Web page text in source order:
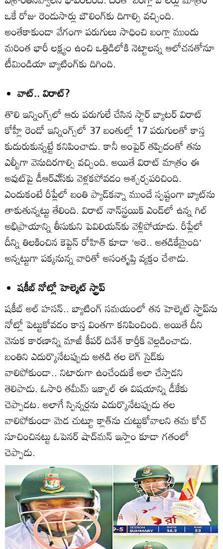
ఒకే రోజు రెండుసార్లు బౌలింగ్‌కు దిగాల్సి వచ్చింది.
అంతేకాకుండా వేగంగా పరుగులు సాధించి బంగ్లా ముందు
మరింత భారీ లక్ష్యం ఉంచి ఒత్తిడిలోకి నెట్టాలన్న ఆలోచనతోనూ
టీమిండియా బ్యాటింగ్‌కు దిగింది.
వాట్‌.. విరాట్‌?
తొలి ఇన్నింగ్స్‌లో ఆరు పరుగులే చేసిన స్టార్‌ బ్యాటర్‌ విరాట్‌
కోహ్లీ రెండో ఇన్నింగ్స్‌లో 37 బంతుల్లో 17 పరుగులతో కాస్త
కుదురుకున్నట్టే కనిపించాడు. కానీ అంపైర్‌ తప్పిదంతో తను
ఎల్బీగా వెనుదిరగాల్సి వచ్చింది. అయితే విరాట్‌ మాత్రం ఈ
అవుట్‌పై డీఆర్‌ఎ్‌సకు వెళ్లకపోవడం ఆశ్చర్చపరిచింది.
ఎందుకంటే రీప్లేలో బంతి ప్యాడ్‌కన్నా ముందే స్పష్టంగా బ్యాట్‌ను
తాకుతున్నట్టు తేలింది. విరాట్‌ నాన్‌స్ట్రయిక్‌ ఎండ్‌లో ఉన్న గిల్‌
అభిప్రాయాన్ని తీసుకుని పెవిలియన్‌కు వెళ్లిపోయాడు. రీప్లేలో
దీన్ని తిలకించిన కెప్టెన్‌ రోహిత్‌ కూడా ‘అరె.. అతడికేమైంది’
అన్నట్టుగా పక్కనున్న వారితో అసంతృప్తి వ్యక్తం చేశాడు.
షకీబ్‌ నోట్లో హెల్మెట్‌ స్ట్రాప్‌
షకీబ్‌ అల్‌ హసన్‌.. బ్యాటింగ్‌ సమయంలో తన హెల్మెట్‌ స్ట్రాప్‌ను
నోట్లో పెట్టుకోవడం కాస్త వింతగా కనిపించింది. అయితే దీని
వెనుక కారణాన్ని మాజీ కీపర్‌ దినేశ్‌ కార్తీక్‌ వెల్లడించాడు.
బంతిని ఎదుర్కొనేటప్పుడు అతడి తల లెగ్‌ సైడ్‌కు
వాలిపోకుండా.. నిటారుగా ఉంచేందుకే అలా చేస్తాడని
తెలిపాడు. ఓసారి తమీమ్‌ ఇక్బాల్‌ ఈ విషయాన్ని డీకేకు
చెప్పాడట. అలాగే స్పిన్నర్లను ఎదుర్కొనేటప్పుడు తల
వాలిపోకుండా మెడ చుట్టూ క్లాత్‌ను చుట్టుకోవాలని తమ కోచ్‌
సూచించినట్టు ఓపెనర్‌ షాద్‌మన్‌ ఇస్లాం కూడా గతంలో
చెప్పాడు.